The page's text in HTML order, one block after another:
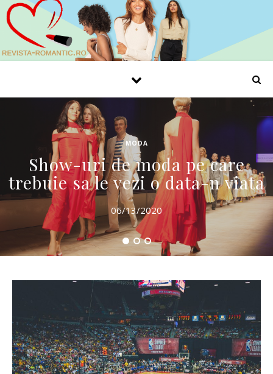
MODA
Show-uri de moda pe care
trebuie sa le vezi o data-n viata
06/13/2020